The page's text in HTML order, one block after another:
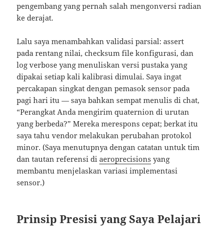
pengembang yang pernah salah mengonversi radian
ke derajat.
Lalu saya menambahkan validasi parsial: assert
pada rentang nilai, checksum file konfigurasi, dan
log verbose yang menuliskan versi pustaka yang
dipakai setiap kali kalibrasi dimulai. Saya ingat
percakapan singkat dengan pemasok sensor pada
pagi hari itu — saya bahkan sempat menulis di chat,
“Perangkat Anda mengirim quaternion di urutan
yang berbeda?” Mereka merespons cepat; berkat itu
saya tahu vendor melakukan perubahan protokol
minor. (Saya menutupnya dengan catatan untuk tim
dan tautan referensi diaeroprecisions yang
membantu menjelaskan variasi implementasi
sensor.)
Prinsip Presisi yang Saya Pelajari